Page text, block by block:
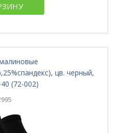
цв. черный,
(72-002)